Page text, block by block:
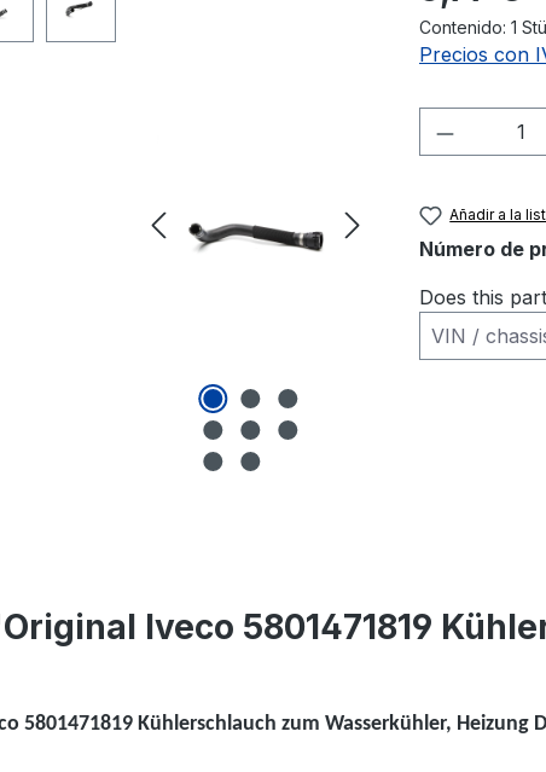
Contenido: 1
Precios con
Añadir a la
Número de
Does this
Iveco 5801471819
5801471819 Kühlerschlauch zum Wasserkühler, Heizung